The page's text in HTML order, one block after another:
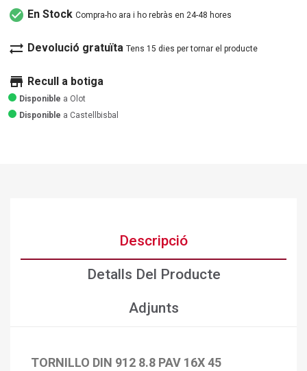
check_circle En Stock Compra-ho ara i ho rebràs en 24-48 hores
sync_alt Devolució gratuïta Tens 15 dies per tornar el producte
store Recull a botiga
Disponible a Olot
Disponible a Castellbisbal
Descripció
Detalls Del Producte
Adjunts
TORNILLO DIN 912 8.8 PAV 16X 45